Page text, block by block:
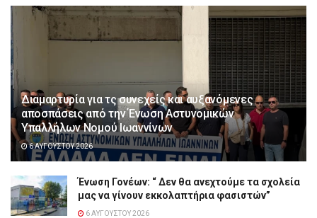
Διαμαρτυρία για τς συνεχείς και αυξανόμενες
αποσπάσεις από την Ένωση Αστυνομικών
Υπαλλήλων Νομού Ιωαννίνων
6 ΑΥΓΟΎΣΤΟΥ 2026
Ένωση Γονέων: “ Δεν θα ανεχτούμε τα σχολεία
μας να γίνουν εκκολαπτήρια φασιστών”
6 ΑΥΓΟΎΣΤΟΥ 2026